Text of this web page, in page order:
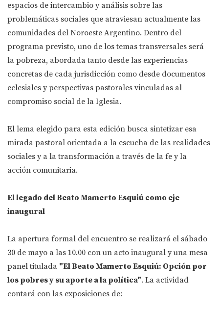
espacios de intercambio y análisis sobre las
problemáticas sociales que atraviesan actualmente las
comunidades del Noroeste Argentino. Dentro del
programa previsto, uno de los temas transversales será
la pobreza, abordada tanto desde las experiencias
concretas de cada jurisdicción como desde documentos
eclesiales y perspectivas pastorales vinculadas al
compromiso social de la Iglesia.
El lema elegido para esta edición busca sintetizar esa
mirada pastoral orientada a la escucha de las realidades
sociales y a la transformación a través de la fe y la
acción comunitaria.
El legado del Beato Mamerto Esquiú como eje
inaugural
La apertura formal del encuentro se realizará el sábado
30 de mayo a las 10.00 con un acto inaugural y una mesa
panel titulada "El Beato Mamerto Esquiú: Opción por
los pobres y su aporte a la política". La actividad
contará con las exposiciones de: